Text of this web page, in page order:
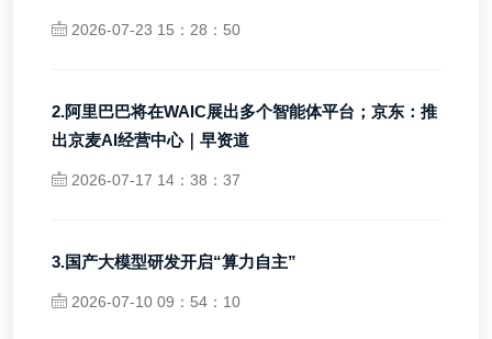
2026-07-23 15：28：50
2.阿里巴巴将在WAIC展出多个智能体平台；京东：推
出京麦AI经营中心｜早资道
2026-07-17 14：38：37
3.国产大模型研发开启“算力自主”
2026-07-10 09：54：10